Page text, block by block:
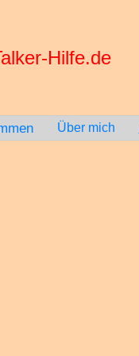
Hilfe.de
Über mich